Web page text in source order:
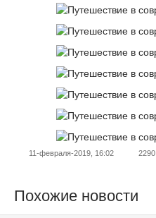
11-февраля-2019, 16:02 2290
Похожие новости